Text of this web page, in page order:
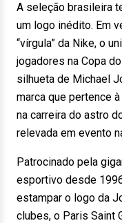
A seleção brasileira
um logo inédito. Em
“vírgula” da Nike, o
jogadores na Copa
silhueta de Michael
marca que pertence
na carreira do astro
relevada em evento
Patrocinado pela
esportivo desde
estampar o logo da
clubes, o Paris Saint